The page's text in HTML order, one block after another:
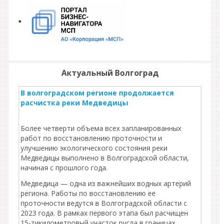
Актуальный Волгоград
В волгоградском регионе продолжается
расчистка реки Медведицы
Более четверти объема всех запланированных
работ по восстановлению проточности и
улучшению экологического состояния реки
Медведицы выполнено в Волгоградской области,
начиная с прошлого года.
Медведица — одна из важнейших водных артерий
региона. Работы по восстановлению ее
проточности ведутся в Волгоградской области с
2023 года. В рамках первого этапа был расчищен